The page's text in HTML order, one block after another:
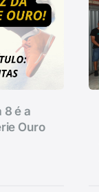
8 é a
Ouro